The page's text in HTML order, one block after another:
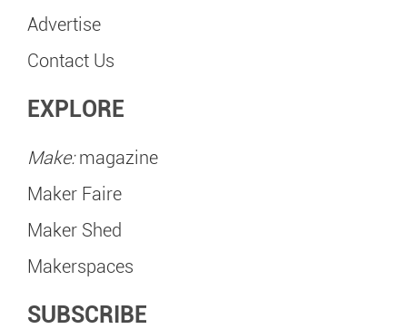
Advertise
Contact Us
EXPLORE
Make:magazine
Maker Faire
Maker Shed
Makerspaces
SUBSCRIBE